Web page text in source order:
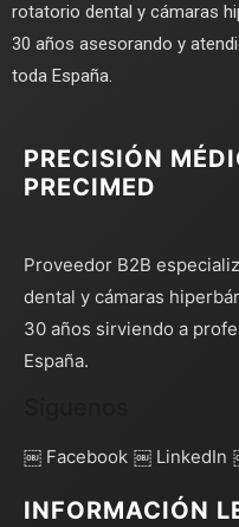
rotatorio dental y cámaras
30 años asesorando y
toda España.
PRECISIÓN
PRECIMED
Proveedor B2B
dental y cámaras
30 años sirviendo a
España.
￼ Facebook ￼ LinkedIn
INFORMACIÓN